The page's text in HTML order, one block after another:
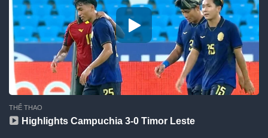
THỂ THAO
Highlights Campuchia 3-0 Timor Leste